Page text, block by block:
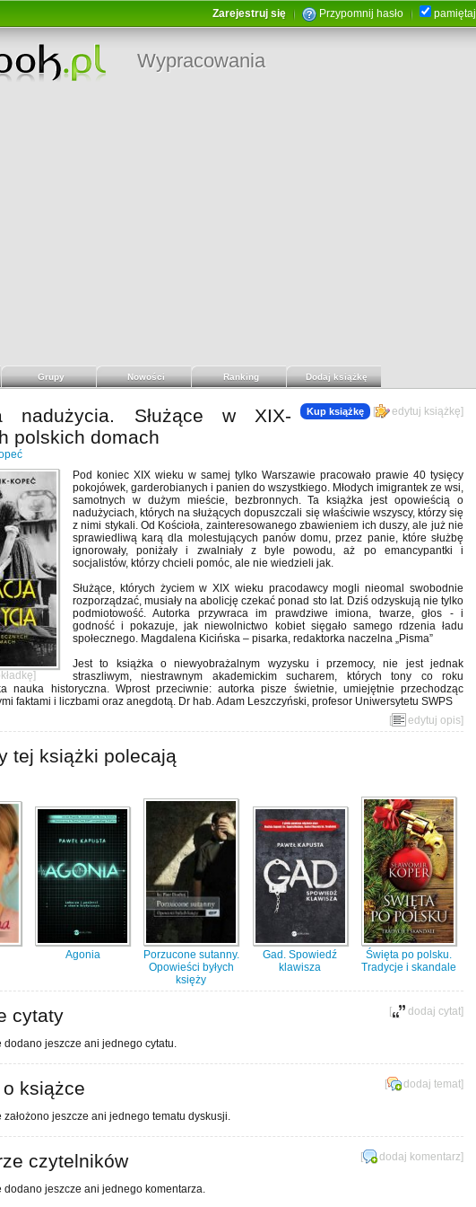
Zarejestruj się Przypomnij hasło pamiętaj
Wypracowania
Grupy Nowości Ranking Dodaj książkę
Kup książkę [ edytuj książkę]
nadużycia. Służące w XIX-
polskich domach
]
Pod koniec XIX wieku w samej tylko Warszawie pracowało prawie 40 tysięcy
pokojówek, garderobianych i panien do wszystkiego. Młodych imigrantek ze wsi,
samotnych w dużym mieście, bezbronnych. Ta książka jest opowieścią o
nadużyciach, których na służących dopuszczali się właściwie wszyscy, którzy się
z nimi stykali. Od Kościoła, zainteresowanego zbawieniem ich duszy, ale już nie
sprawiedliwą karą dla molestujących panów domu, przez panie, które służbę
ignorowały, poniżały i zwalniały z byle powodu, aż po emancypantki i
socjalistów, którzy chcieli pomóc, ale nie wiedzieli jak.
Służące, których życiem w XIX wieku pracodawcy mogli nieomal swobodnie
rozporządzać, musiały na abolicję czekać ponad sto lat. Dziś odzyskują nie tylko
podmiotowość. Autorka przywraca im prawdziwe imiona, twarze, głos - i
godność i pokazuje, jak niewolnictwo kobiet sięgało samego rdzenia ładu
społecznego. Magdalena Kicińska – pisarka, redaktorka naczelna „Pisma”
Jest to książka o niewyobrażalnym wyzysku i przemocy, nie jest jednak
straszliwym, niestrawnym akademickim sucharem, których tony co roku
nauka historyczna. Wprost przeciwnie: autorka pisze świetnie, umiejętnie przechodząc
faktami i liczbami oraz anegdotą. Dr hab. Adam Leszczyński, profesor Uniwersytetu SWPS
[
edytuj opis]
tej książki polecają
Agonia
Porzucone sutanny.
Opowieści byłych
księży
Gad. Spowiedź
klawisza
Święta po polsku.
Tradycje i skandale
[ dodaj cytat]
cytaty
dodano jeszcze ani jednego cytatu.
[ dodaj temat]
książce
założono jeszcze ani jednego tematu dyskusji.
[ dodaj komentarz]
czytelników
dodano jeszcze ani jednego komentarza.